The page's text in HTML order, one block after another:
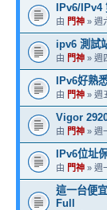
IPv6/IPv4
由 門神 » 週
ipv6 測試
由 門神 » 週
IPv6好熟
由 門神 » 週
Vigor
由 門神 » 週
IPv6位址
由 門神 » 週
這一台便
Full